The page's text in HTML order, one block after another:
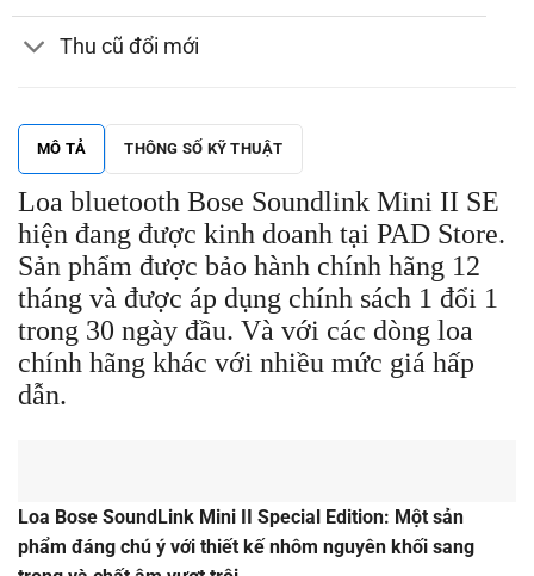
Thu cũ đổi mới
MÔ TẢ THÔNG SỐ KỸ THUẬT
Loa bluetooth Bose Soundlink Mini II SE
hiện đang được kinh doanh tại PAD Store.
Sản phẩm được bảo hành chính hãng 12
tháng và được áp dụng chính sách 1 đổi 1
trong 30 ngày đầu. Và với các dòng loa
chính hãng khác với nhiều mức giá hấp
dẫn.
Loa Bose SoundLink Mini II Special Edition: Một sản
phẩm đáng chú ý với thiết kế nhôm nguyên khối sang